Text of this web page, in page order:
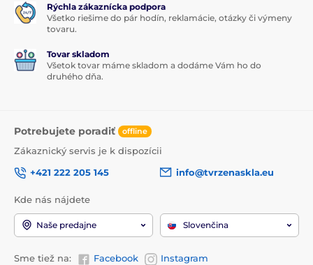
Rýchla zákaznícka podpora
Všetko riešime do pár hodín, reklamácie, otázky či výmeny
tovaru.
Tovar skladom
Všetok tovar máme skladom a dodáme Vám ho do
druhého dňa.
Potrebujete poradiť offline
Zákaznický servis je k dispozícii
+421 222 205 145
info@tvrzenaskla.eu
Kde nás nájdete
Naše predajne Slovenčina
Sme tiež na: Facebook Instagram